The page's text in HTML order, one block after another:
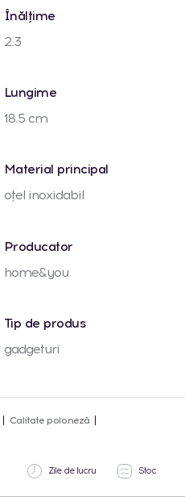
Înălțime
2.3
Lungime
18.5 cm
Material principal
oțel inoxidabil
Producator
home&you
Tip de produs
gadgeturi
Calitate poloneză
Zile de lucru Stoc